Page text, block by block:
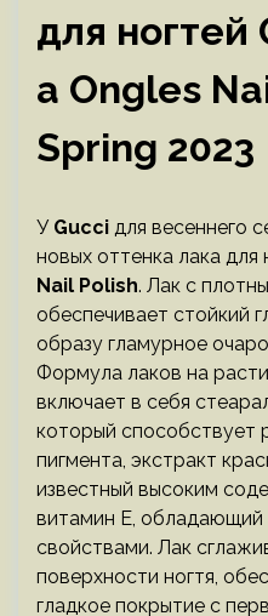
для ногтей
a Ongles
Spring 2023
У Gucci для весеннего
новых оттенка лака для
Nail Polish. Лак с
обеспечивает стойкий
образу гламурное
Формула лаков на
включает в себя
который способствует
пигмента, экстракт
известный высоким
витамин Е, обладающий
свойствами. Лак
поверхности ногтя,
гладкое покрытие с